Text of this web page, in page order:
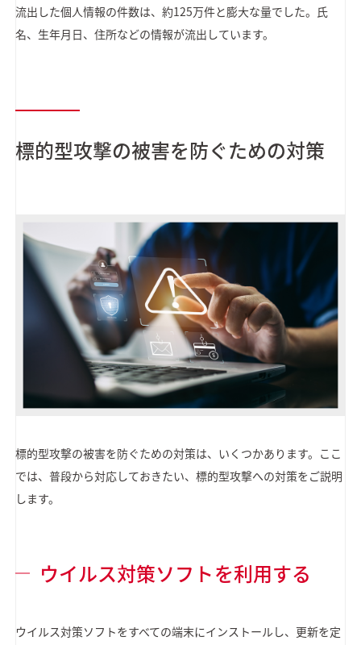
流出した個人情報の件数は、約125万件と膨大な量でした。氏
名、生年月日、住所などの情報が流出しています。
標的型攻撃の被害を防ぐための対策
標的型攻撃の被害を防ぐための対策は、いくつかあります。ここ
では、普段から対応しておきたい、標的型攻撃への対策をご説明
します。
ウイルス対策ソフトを利用する
ウイルス対策ソフトをすべての端末にインストールし、更新を定